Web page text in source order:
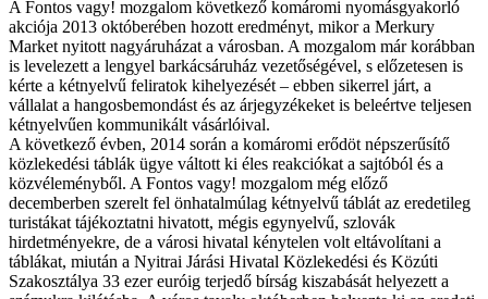
A Fontos vagy! mozgalom következő komáromi nyomásgyakorló
akciója 2013 októberében hozott eredményt, mikor a Merkury
Market nyitott nagyáruházat a városban. A mozgalom már korábban
is levelezett a lengyel barkácsáruház vezetőségével, s előzetesen is
kérte a kétnyelvű feliratok kihelyezését – ebben sikerrel járt, a
vállalat a hangosbemondást és az árjegyzékeket is beleértve teljesen
kétnyelvűen kommunikált vásárlóival.
A következő évben, 2014 során a komáromi erődöt népszerűsítő
közlekedési táblák ügye váltott ki éles reakciókat a sajtóból és a
közvéleményből. A Fontos vagy! mozgalom még előző
decemberben szerelt fel önhatalmúlag kétnyelvű táblát az eredetileg
turistákat tájékoztatni hivatott, mégis egynyelvű, szlovák
hirdetményekre, de a városi hivatal kénytelen volt eltávolítani a
táblákat, miután a Nyitrai Járási Hivatal Közlekedési és Közúti
Szakosztálya 33 ezer euróig terjedő bírság kiszabását helyezett a